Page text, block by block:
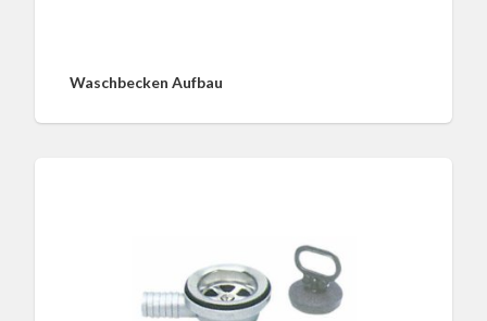
Waschbecken Aufbau